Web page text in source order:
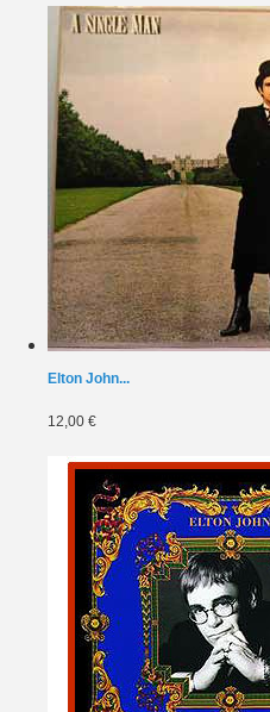
Elton John...
12,00 €